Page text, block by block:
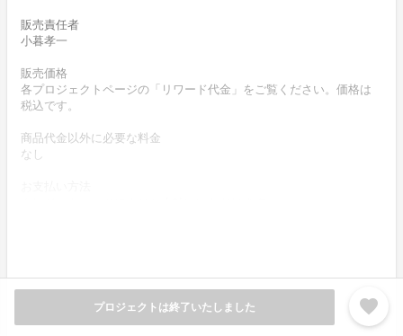
プロジェクトは終了いたしました favorite
販売責任者
小暮孝一
販売価格
各プロジェクトページの「リワード代金」をご覧ください。価格は
税込です。
商品代金以外に必要な料金
なし
商品の引渡し時期またはサービスの提供時期は、各プロジェクトペ
ージの記載をご確認ください。